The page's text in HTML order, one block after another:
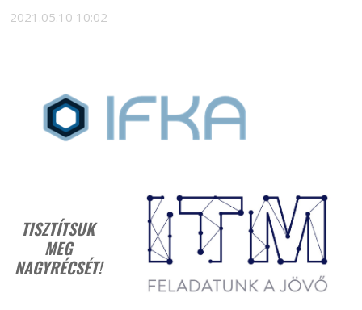
2021.05.10 10:02
TISZTÍTSUK
MEG
NAGYRÉCSÉT!